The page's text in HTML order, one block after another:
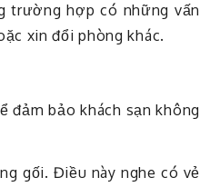
trường hợp có những vấn
xin đổi phòng khác.
đảm bảo khách sạn không
gối. Điều này nghe có vẻ